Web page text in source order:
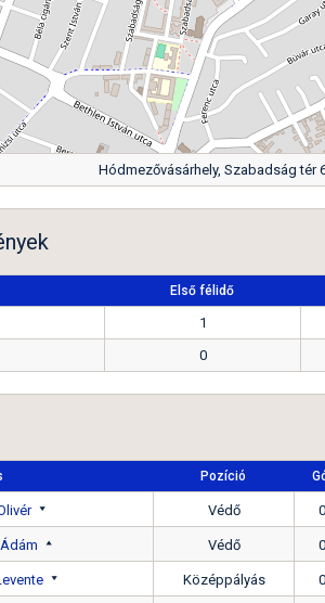
Hódmezővásárhely, Szabadság tér
Első félidő
1
0
Pozíció
Védő 0
Védő 0
Középpályás 0